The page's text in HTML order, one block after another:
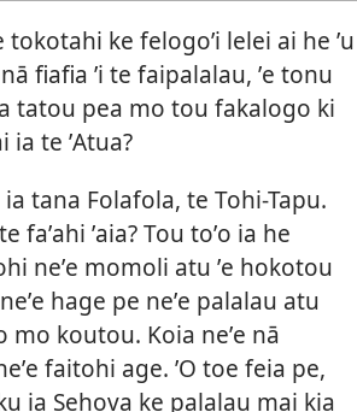
tokotahi ke felogoʼi lelei ai he ʼu
fiafia ʼi te faipalalau, ʼe tonu
tatou pea mo tou fakalogo ki
ia te ʼAtua?
ia tana Folafola, te Tohi-Tapu.
faʼahi ʼaia? Tou toʼo ia he
neʼe momoli atu ʼe hokotou
hage pe neʼe palalau atu
mo koutou. Koia neʼe nā
faitohi age. ʼO toe feia pe,
ia Sehova ke palalau mai kia